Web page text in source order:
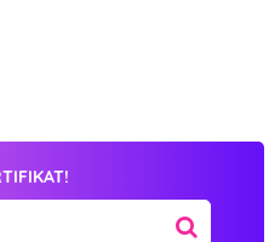
sistem Pendaftaran
masalah klik -